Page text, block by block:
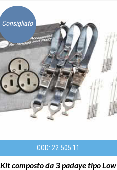
Consigliato
COD: 22.505.11
Kit composto da 3 padaye tipo Low